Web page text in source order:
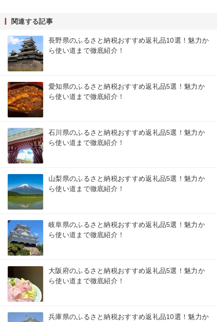
関連する記事
長野県のふるさと納税おすすめ返礼品10選！魅力か
ら使い道まで徹底紹介！
愛知県のふるさと納税おすすめ返礼品5選！魅力か
ら使い道まで徹底紹介！
石川県のふるさと納税おすすめ返礼品5選！魅力か
ら使い道まで徹底紹介！
山梨県のふるさと納税おすすめ返礼品5選！魅力か
ら使い道まで徹底紹介！
岐阜県のふるさと納税おすすめ返礼品5選！魅力か
ら使い道まで徹底紹介！
大阪府のふるさと納税おすすめ返礼品5選！魅力か
ら使い道まで徹底紹介！
兵庫県のふるさと納税おすすめ返礼品10選！魅力か